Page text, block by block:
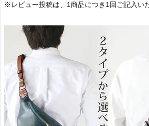
※レビュー投稿は、1商品につき1回ご記入い